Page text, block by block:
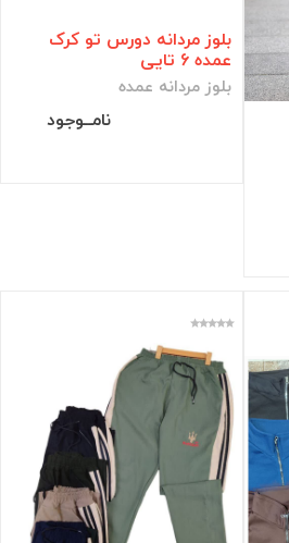
بلوز مردانه دورس تو کرک
عمده 6 تایی
بلوز مردانه عمده
نامــوجود